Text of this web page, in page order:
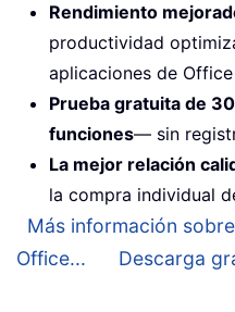
Rendimiento
productividad
aplicaciones de Office
Prueba gratuita de
funciones— sin
La mejor relación
la compra individual
Más información
Office...
Descarga